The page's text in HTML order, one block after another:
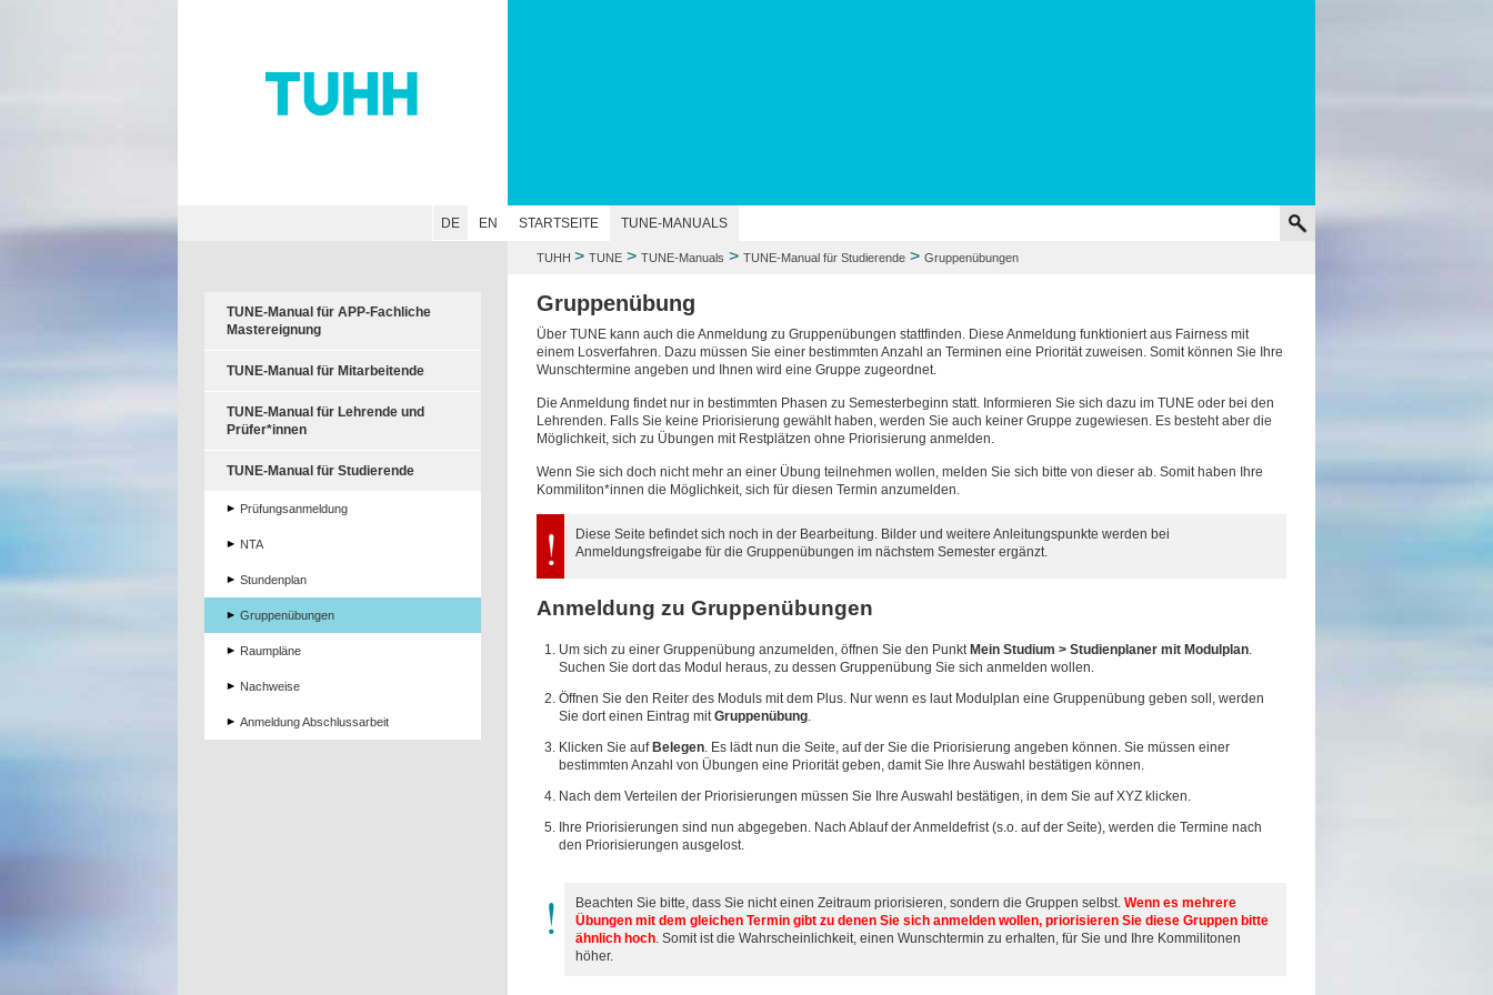
DE EN STARTSEITE TUNE-MANUALS
TUHH > TUNE> TUNE-Manuals > TUNE-Manual für Studierende> Gruppenübungen
Gruppenübung
Über TUNE kann auch die Anmeldung zu Gruppenübungen stattfinden. Diese Anmeldung funktioniert aus Fairness mit
einem Losverfahren. Dazu müssen Sie einer bestimmten Anzahl an Terminen eine Priorität zuweisen. Somit können Sie Ihre
Wunschtermine angeben und Ihnen wird eine Gruppe zugeordnet.
Die Anmeldung findet nur in bestimmten Phasen zu Semesterbeginn statt. Informieren Sie sich dazu im TUNE oder bei den
Lehrenden. Falls Sie keine Priorisierung gewählt haben, werden Sie auch keiner Gruppe zugewiesen. Es besteht aber die
Möglichkeit, sich zu Übungen mit Restplätzen ohne Priorisierung anmelden.
Wenn Sie sich doch nicht mehr an einer Übung teilnehmen wollen, melden Sie sich bitte von dieser ab. Somit haben Ihre
Kommiliton*innen die Möglichkeit, sich für diesen Termin anzumelden.
Diese Seite befindet sich noch in der Bearbeitung. Bilder und weitere Anleitungspunkte werden bei
Anmeldungsfreigabe für die Gruppenübungen im nächstem Semester ergänzt.
Anmeldung zu Gruppenübungen
Um sich zu einer Gruppenübung anzumelden, öffnen Sie den Punkt Mein Studium > Studienplaner mit Modulplan.
Suchen Sie dort das Modul heraus, zu dessen Gruppenübung Sie sich anmelden wollen.
Öffnen Sie den Reiter des Moduls mit dem Plus. Nur wenn es laut Modulplan eine Gruppenübung geben soll, werden
Sie dort einen Eintrag mitGruppenübung.
Klicken Sie auf Belegen. Es lädt nun die Seite, auf der Sie die Priorisierung angeben können. Sie müssen einer
bestimmten Anzahl von Übungen eine Priorität geben, damit Sie Ihre Auswahl bestätigen können.
Nach dem Verteilen der Priorisierungen müssen Sie Ihre Auswahl bestätigen, in dem Sie auf XYZ klicken.
Ihre Priorisierungen sind nun abgegeben. Nach Ablauf der Anmeldefrist (s.o. auf der Seite), werden die Termine nach
den Priorisierungen ausgelost.
Beachten Sie bitte, dass Sie nicht einen Zeitraum priorisieren, sondern die Gruppen selbst. Wenn es mehrere
Übungen mit dem gleichen Termin gibt zu denen Sie sich anmelden wollen, priorisieren Sie diese Gruppen bitte
ähnlich hoch. Somit ist die Wahrscheinlichkeit, einen Wunschtermin zu erhalten, für Sie und Ihre Kommilitonen
höher.
TUNE-Manual für APP-Fachliche
Mastereignung
TUNE-Manual für Mitarbeitende
TUNE-Manual für Lehrende und
Prüfer*innen
TUNE-Manual für Studierende
Prüfungsanmeldung
NTA
Stundenplan
Gruppenübungen
Raumpläne
Nachweise
Anmeldung Abschlussarbeit